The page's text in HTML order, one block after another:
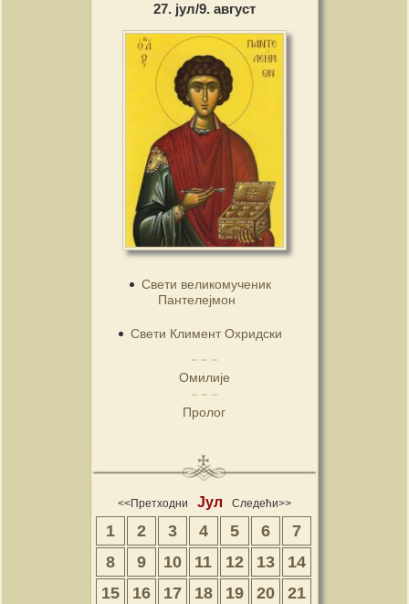
27. јул/9. август
Свети великомученик
Пантелејмон
Свети Климент Охридски
Омилије
Пролог
<<Претходни Јул Следећи>>
1 2 3 4 5 6
7
8
9 10 11 12 13
14
15
16 17 18 19 20
21